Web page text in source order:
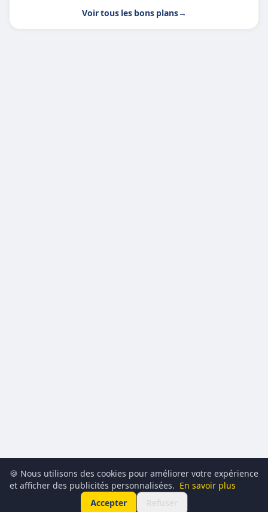
Voir tous les bons plans→
🍪 Nous utilisons des cookies pour améliorer votre expérience
et afficher des publicités personnalisées. En savoir plus
Accepter
Refuser